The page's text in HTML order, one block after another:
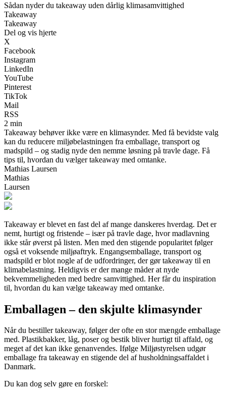
Sådan nyder du takeaway uden dårlig klimasamvittighed
Takeaway
Takeaway
Del og vis hjerte
X
Facebook
Instagram
LinkedIn
YouTube
Pinterest
TikTok
Mail
RSS
2 min
Takeaway behøver ikke være en klimasynder. Med få bevidste valg
kan du reducere miljøbelastningen fra emballage, transport og
madspild – og stadig nyde den nemme løsning på travle dage. Få
tips til, hvordan du vælger takeaway med omtanke.
Mathias Laursen
Mathias
Laursen
Takeaway er blevet en fast del af mange danskeres hverdag. Det er
nemt, hurtigt og fristende – især på travle dage, hvor madlavning
ikke står øverst på listen. Men med den stigende popularitet følger
også et voksende miljøaftryk. Engangsemballage, transport og
madspild er blot nogle af de udfordringer, der gør takeaway til en
klimabelastning. Heldigvis er der mange måder at nyde
bekvemmeligheden med bedre samvittighed. Her får du inspiration
til, hvordan du kan vælge takeaway med omtanke.
Emballagen – den skjulte klimasynder
Når du bestiller takeaway, følger der ofte en stor mængde emballage
med. Plastikbakker, låg, poser og bestik bliver hurtigt til affald, og
meget af det kan ikke genanvendes. Ifølge Miljøstyrelsen udgør
emballage fra takeaway en stigende del af husholdningsaffaldet i
Danmark.
Du kan dog selv gøre en forskel: